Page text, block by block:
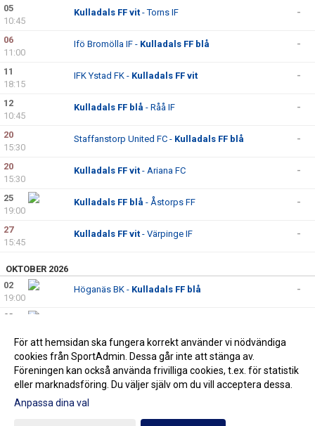
05
10:45
Kulladals FF vit - Torns IF -
06
11:00
Ifö Bromölla IF - Kulladals FF blå -
11
18:15
IFK Ystad FK - Kulladals FF vit -
12
10:45
Kulladals FF blå - Råå IF -
20
15:30
Staffanstorp United FC - Kulladals FF blå -
20
15:30
Kulladals FF vit - Ariana FC -
25
19:00
Kulladals FF blå - Åstorps FF -
27
15:45
Kulladals FF vit - Värpinge IF -
OKTOBER 2026
02
19:00
Höganäs BK - Kulladals FF blå -
03
10:45
Kulladals FF blå- Hässleholms IF
Gå till Webbversion
För att hemsidan ska fungera korrekt använder vi nödvändiga
cookies från SportAdmin. Dessa går inte att stänga av.
Föreningen kan också använda frivilliga cookies, t.ex. för statistik
eller marknadsföring. Du väljer själv om du vill acceptera dessa.
Anpassa dina val